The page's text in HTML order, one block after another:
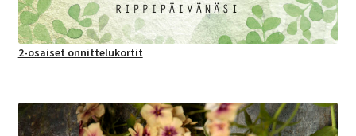
2-osaiset onnittelukortit